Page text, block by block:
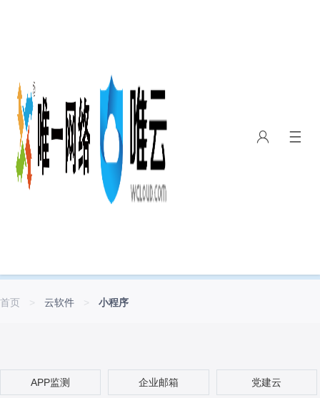
云软件
由阿里云用心挑选“质量最优、服务最优、口碑最优”的精品软
营品牌背书，提供优质云上软件服务，更安全、更便捷
首页 > 云软件 > 小程序
APP监测 企业邮箱 党建云